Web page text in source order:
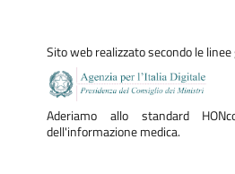
Sito web realizzato secondo le linee
Aderiamo allo standard
dell'informazione medica.